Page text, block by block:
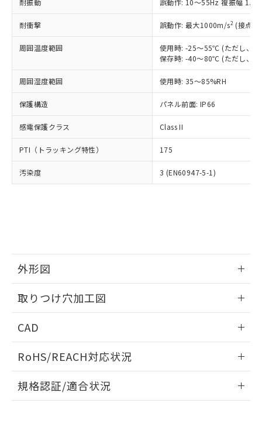
耐振動 誤動作: 10～55Hz 複振幅
耐衝撃 誤動作: 最大1000m/s2 (接点
周囲温度範囲
使用時: -25～55℃ (ただし、氷
保存時: -40～80℃ (ただし、氷
周囲湿度範囲 使用時: 35～85%RH
保護構造 パネル前面: IP66
感電保護クラス Class II
PTI（トラッキング特性） 175
汚染度 3 (EN60947-5-1)
外形図
取りつけ穴加工図
CAD
ドすることができます。
ログイン/会員登録
RoHS/REACH対応状況
EU RoHS 注意事項・凡例
規格認証/適合状況
正式な納期状況および標準価格はお客
様のお取引先、またはお客様担当のオ
ムロン制御機器販売店・当社販売員に
オムロン制御機器販売店や当社販売拠
販売ネットワーク
」をご確認
在庫状況および標準価格結果を当社の
事前の承諾なく第三者に漏洩または開
示しないようお願いします。
マイパーツ機能（部品リスト作成サー
ビス）をご利用いただくには、I-Web
メンバーズにご登録されている必要が
お客様が当ウェブサイト上で当社にご
指します。
但し、RoHS指令で産業用監視および制御機器に対する
適用除外項目は除く。
フタル酸エステル類の４物質については閾値を超える意
図的な使用がないことを確認しています。
部品在庫の切り替え状況などにより、予定
月が前後することがあります。
※3 非含有証明書ダウンロード
51物質の非含有証明書（当社基準）
※本証明書は発行日時点で非含有を証明す
るもので、過去に遡って非含有を証明する
ものではありません。
また、RoHS指令のフタル酸エステル類４
欄に対応日を記載しておりました。
既に当社にて対応品への在庫切替を完了
していることから、特段のことがない限
り、2022年1月12日より割愛しておりま
す。
DBP(フタル酸ジブチル) : 1000ppm、 DIBP(フタル酸ジ
イソブチル) : 1000ppm、 BBP(フタル酸ブチルベンジ
DEHP(フタル酸ビス(2-エチルヘキシル)) : 1000ppm
準値以下であることを示します。
「10」：通常の使用状況下において有害物
質が外部に漏えいし、環境に深刻な影響を
及ぼさない年数を意味します。
「－」：未確認です。当社販売部門へお問
全に破砕するなど、違法に輸出されな
いよう必要な手段を講じます。
当社は貴社製品を、核兵器、ミサイ
ル、化学兵器、生物兵器またはその他
武器並びにこれらの製造装置等に一切
当社は、貴社製品を第三者に販売する
場合は、上記1、2および3の内容を当
該第三者に通知します。また当社は、
販売先および販売に係わる関係者が違
法に輸出するおそれがある場合は、取
り引きをいたしません。
一定数には満たないが在庫あり
－
在庫なし(最新の在庫状況につ
いては、お客様のお取引先、ま
たはお客様担当のオムロン制御
機器販売店・当社販売員にご確
空
受注生産機種、また在庫状況の
情報を公開していない機種